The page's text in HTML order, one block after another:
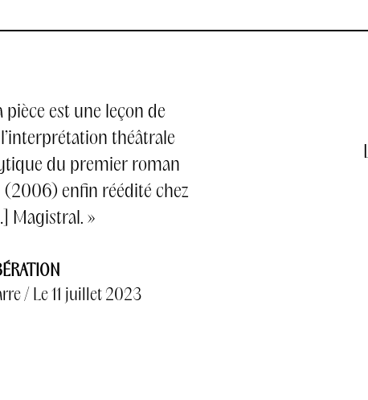
pièce est une leçon de
théâtrale
du premier roman
(2006) enfin réédité chez
Magistral. »
/ Le 11 juillet 2023